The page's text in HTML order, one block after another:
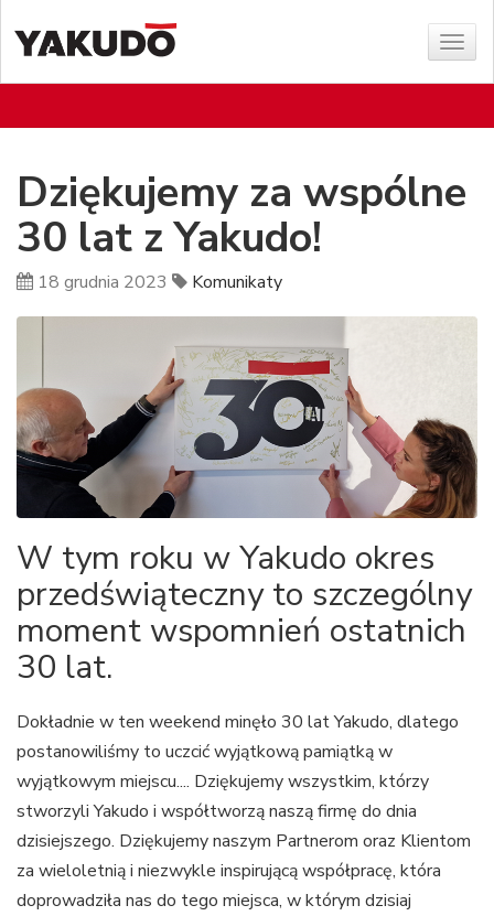
menu
Dziękujemy za wspólne
30 lat z Yakudo!
18 grudnia 2023 Komunikaty
W tym roku w Yakudo okres
przedświąteczny to szczególny
moment wspomnień ostatnich
30 lat.
Dokładnie w ten weekend minęło 30 lat Yakudo, dlatego
postanowiliśmy to uczcić wyjątkową pamiątką w
wyjątkowym miejscu.... Dziękujemy wszystkim, którzy
stworzyli Yakudo i współtworzą naszą firmę do dnia
dzisiejszego. Dziękujemy naszym Partnerom oraz Klientom
za wieloletnią i niezwykle inspirującą współpracę, która
doprowadziła nas do tego miejsca, w którym dzisiaj